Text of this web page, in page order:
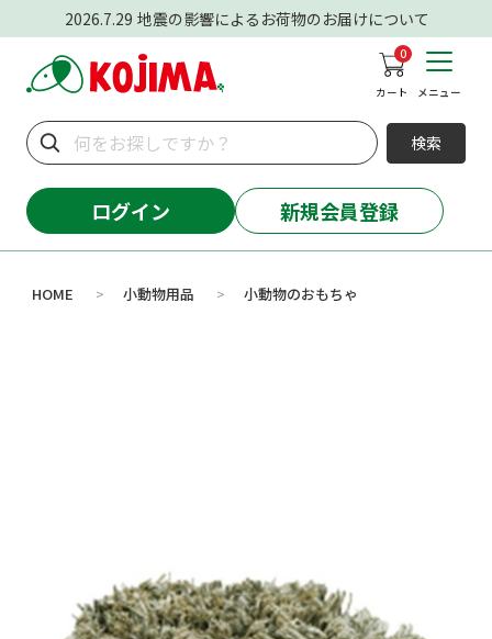
2026.7.29 地震の影響によるお荷物のお届けについて
0
カート メニュー
検索
ログイン 新規会員登録
HOME > 小動物用品 > 小動物のおもちゃ